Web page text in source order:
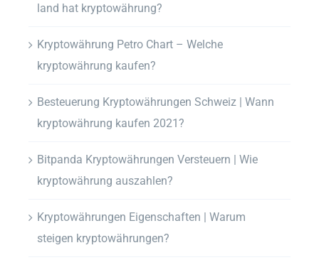
land hat kryptowährung?
Kryptowährung Petro Chart – Welche
kryptowährung kaufen?
Besteuerung Kryptowährungen Schweiz | Wann
kryptowährung kaufen 2021?
Bitpanda Kryptowährungen Versteuern | Wie
kryptowährung auszahlen?
Kryptowährungen Eigenschaften | Warum
steigen kryptowährungen?